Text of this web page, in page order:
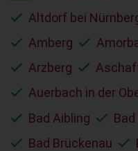
Altdorf bei
Amberg
Arzberg
Auerbach in der
Bad Aibling
Bad Brückenau